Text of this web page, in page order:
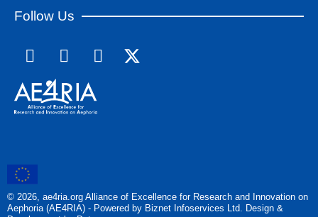
Follow Us
F
a
c
e
b
k
L
i
n
k
e
I
n
a
© 2026, ae4ria.org Alliance of Excellence for Research and Innovation on
Aephoria (AE4RIA) - Powered by Biznet Infoservices Ltd. Design &